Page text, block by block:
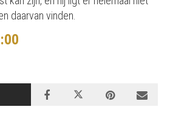
daarvan vinden.